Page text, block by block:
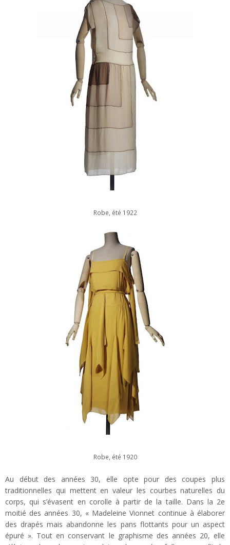
Robe, été 1922
Robe, été 1920
Au début des années 30, elle opte pour des coupes plus
traditionnelles qui mettent en valeur les courbes naturelles du
corps, qui s’évasent en corolle à partir de la taille. Dans la 2e
moitié des années 30, « Madeleine Vionnet continue à élaborer
des drapés mais abandonne les pans flottants pour un aspect
épuré ». Tout en conservant le graphisme des années 20, elle